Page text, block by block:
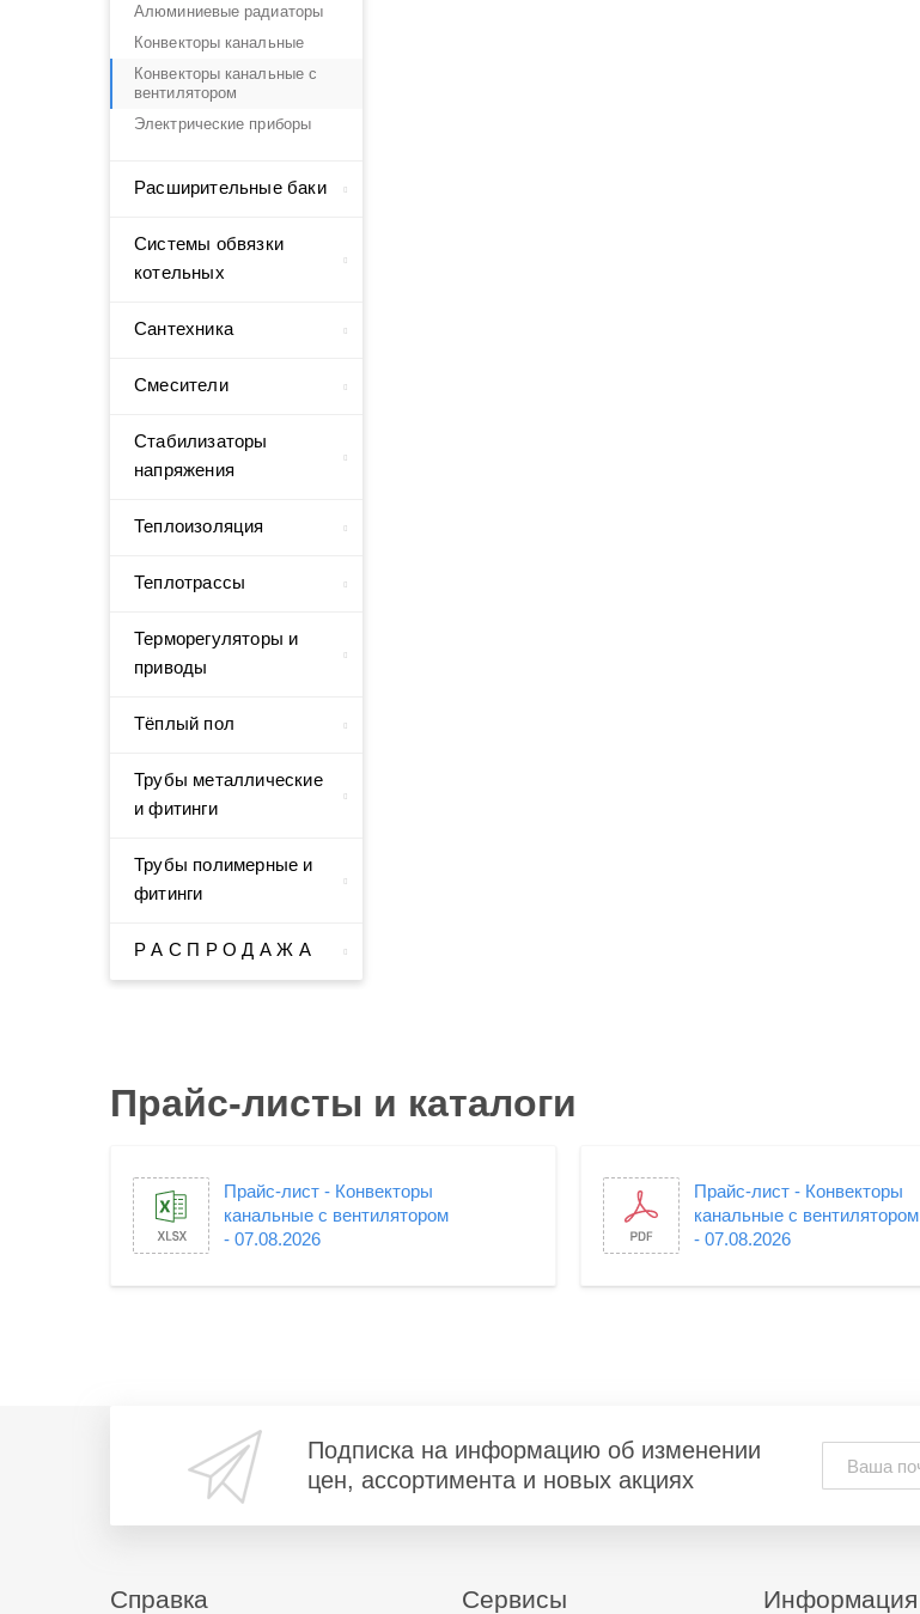
Алюминиевые радиаторы
Конвекторы канальные
Конвекторы канальные с
вентилятором
Электрические приборы
Расширительные баки
Системы обвязки
котельных
Сантехника
Смесители
Стабилизаторы
напряжения
Теплоизоляция
Теплотрассы
Терморегуляторы и
приводы
Тёплый пол
Трубы металлические
и фитинги
Трубы полимерные и
фитинги
Р А С П Р О Д А Ж А
Прайс-листы и каталоги
Прайс-лист - Конвекторы
канальные с вентилятором
- 07.08.2026
Прайс-лист - Конвекторы
канальные с вентилятором
- 07.08.2026
Подписка на информацию об изменении
цен, ассортимента и новых акциях
Справка Сервисы Информация